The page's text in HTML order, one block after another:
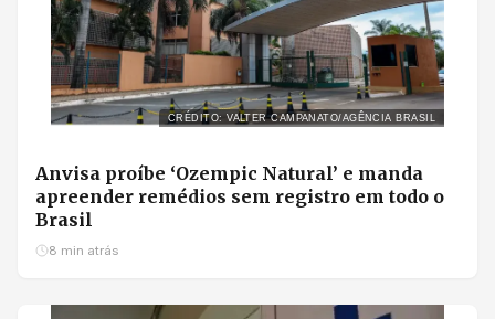
CRÉDITO: VALTER CAMPANATO/AGÊNCIA BRASIL
Anvisa proíbe ‘Ozempic Natural’ e manda
apreender remédios sem registro em todo o
Brasil
8 min atrás